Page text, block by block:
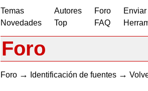
Temas
Novedades
Autores
Top
Foro
FAQ
Foro
Foro → Identificación de fuentes →